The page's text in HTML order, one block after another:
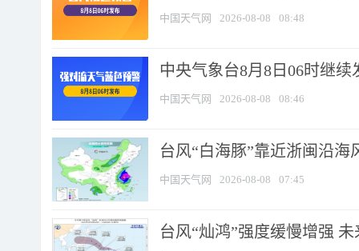
中国天气网 2026-08-08 08:48
中央气象台8月8日06时继
中国天气网 2026-08-08 08:46
台风“白海豚”靠近浙闽沿
中国天气网 2026-08-08 07:45
台风“灿鸿”强度缓慢增强